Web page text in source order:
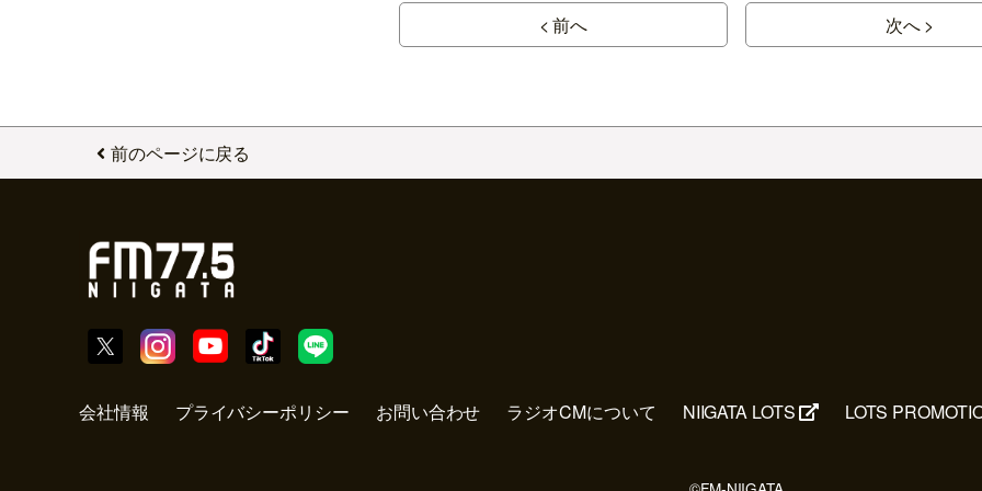
< 前へ 次へ >
前のページに戻る
会社情報 プライバシーポリシー お問い合わせ ラジオCMについて NIIGATA LOTS LOTS